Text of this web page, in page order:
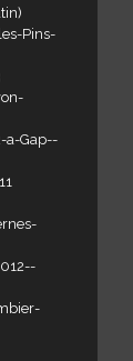
Pins-
a-Gap--